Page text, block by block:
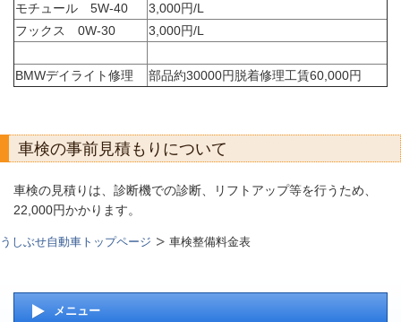
モチュール 5W-40
3,000円/L
フックス 0W-30
3,000円/L
BMWデイライト修理 部品約30000円脱着修理工賃60,000円
車検の事前見積もりについて
車検の見積りは、診断機での診断、リフトアップ等を行うため、
22,000円かかります。
うしぶせ自動車トップページ 車検整備料金表
メニュー